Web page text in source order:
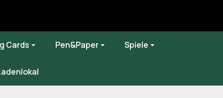
Cards Pen&Paper Spiele